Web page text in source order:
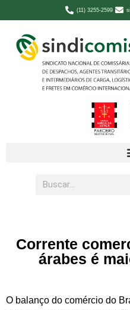
(11) 3255-2599
Corrente
árabes é
O balanço do comércio do